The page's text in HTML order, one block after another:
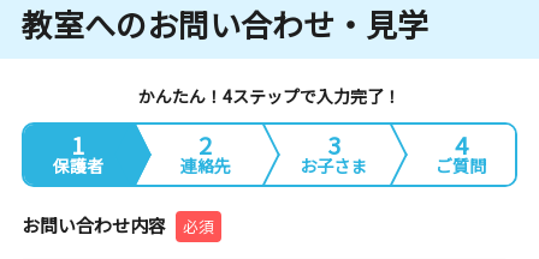
教室へのお問い合わせ・見学
かんたん！4ステップで入力完了！
1
保護者
2
連絡先
3
お子さま
4
ご質問
お問い合わせ内容 必須